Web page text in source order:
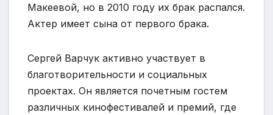
Макеевой, но в 2010 году их брак распался.
Актер имеет сына от первого брака.
Сергей Варчук активно участвует в
благотворительности и социальных
проектах. Он является почетным гостем
различных кинофестивалей и премий, где